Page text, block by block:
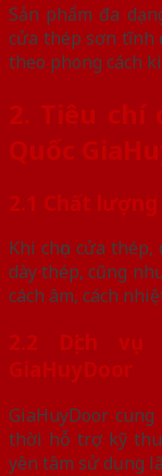
Sản phẩm đa
cửa thép sơn tĩnh
theo phong cách
2. Tiêu chí
Quốc
2.1 Chất
Khi chọn cửa
dày thép, cũng
cách âm, cách
2.2 Dịch
GiaHuyDoor
GiaHuyDoor
thời hỗ trợ kỹ
yên tâm sử dụng